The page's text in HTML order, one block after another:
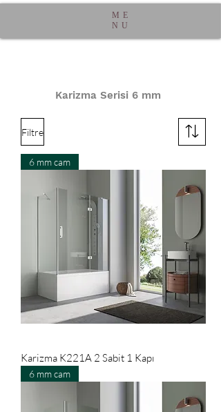
ME
NU
Karizma Serisi 6 mm
Filtre
6 mm cam
Karizma K221A 2 Sabit 1 Kapı
6 mm cam